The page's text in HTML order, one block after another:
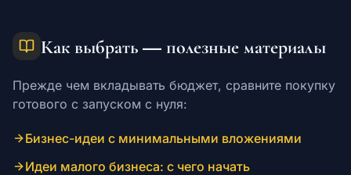
Как выбрать — полезные материалы
Прежде чем вкладывать бюджет, сравните покупку
готового с запуском с нуля:
Бизнес-идеи с минимальными вложениями
Идеи малого бизнеса: с чего начать